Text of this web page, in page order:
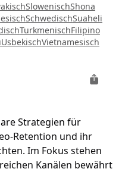
SlowenischShona
SchwedischSuaheli
TurkmenischFilipino
UsbekischVietnamesisch
Strategien für
Retention und ihr
Im Fokus stehen
Kanälen bewährt